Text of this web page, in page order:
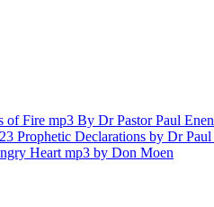
of Fire mp3 By Dr Pastor Paul
Prophetic Declarations by Dr Paul
Heart mp3 by Don Moen